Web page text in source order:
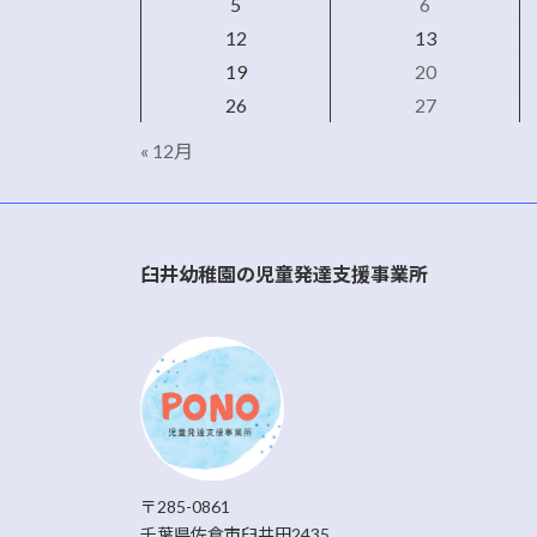
12
13
19
20
26
27
« 12月
臼井幼稚園の児童発達支援事業所
〒285-0861